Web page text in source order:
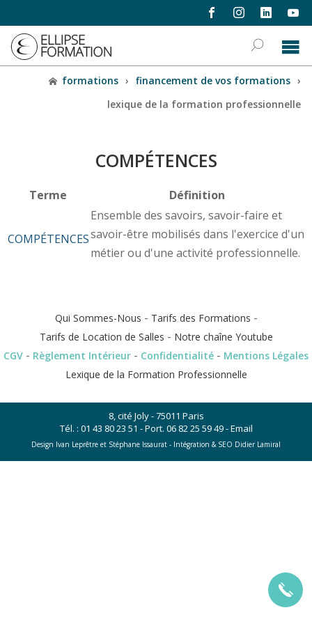
formations › financement de vos formations ›
lexique de la formation professionnelle
COMPÉTENCES
Terme Définition
COMPÉTENCES
Ensemble des savoirs, savoir-faire et
savoir-être mobilisés dans l'exercice d'un
métier ou d'une activité professionnelle.
Qui Sommes-Nous - Tarifs des Formations -
Tarifs de Location de Salles - Notre chaîne Youtube
CGV - Règlement Intérieur - Confidentialité - Mentions Légales
Lexique de la Formation Professionnelle
8, cité Joly - 75011 Paris
Tél. : 01 43 80 23 51 - Port. 06 82 25 59 49-Email
Design Ivan Leprêtre et Stéphane Issaurat - Intégration & SEO Didier Lamiral